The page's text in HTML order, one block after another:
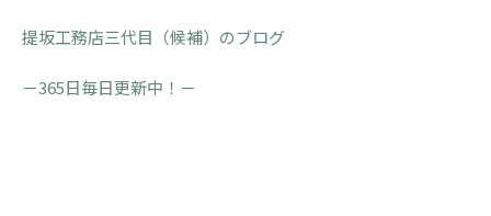
提坂工務店三代目（候補）のブログ
－365日毎日更新中！－